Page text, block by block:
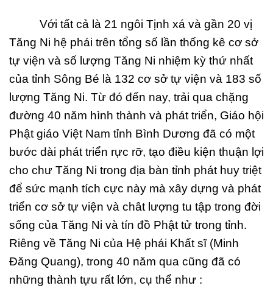
Với tất cả là 21 ngôi Tịnh xá và gần 20 vị
Tăng Ni hệ phái trên tổng số lần thống kê cơ sở
tự viện và số lượng Tăng Ni nhiệm kỳ thứ nhất
của tỉnh Sông Bé là 132 cơ sở tự viện và 183 số
lượng Tăng Ni. Từ đó đến nay, trải qua chặng
đường 40 năm hình thành và phát triển, Giáo hội
Phật giáo Việt Nam tỉnh Bình Dương đã có một
bước dài phát triển rực rỡ, tạo điều kiện thuận lợi
cho chư Tăng Ni trong địa bàn tỉnh phát huy triệt
để sức mạnh tích cực này mà xây dựng và phát
triển cơ sở tự viện và chât lượng tu tập trong đời
sống của Tăng Ni và tín đồ Phật tử trong tỉnh.
Riêng về Tăng Ni của Hệ phái Khất sĩ (Minh
Đăng Quang), trong 40 năm qua cũng đã có
những thành tựu rất lớn, cụ thể như :